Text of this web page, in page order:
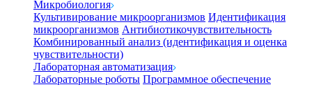
Микробиология
Культивирование микроорганизмов Идентификация
микроорганизмов Антибиотикочувствительность
Комбинированный анализ (идентификация и оценка
чувствительности)
Лабораторная автоматизация
Лабораторные роботы Программное обеспечение